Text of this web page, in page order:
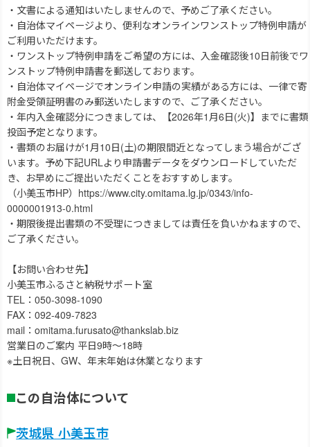
・文書による通知はいたしませんので、予めご了承ください。
・自治体マイページより、便利なオンラインワンストップ特例申請が
ご利用いただけます。
・ワンストップ特例申請をご希望の方には、入金確認後10日前後でワ
ンストップ特例申請書を郵送しております。
・自治体マイページでオンライン申請の実績がある方には、一律で寄
附金受領証明書のみ郵送いたしますので、ご了承ください。
・年内入金確認分につきましては、【2026年1月6日(火)】までに書類
投函予定となります。
・書類のお届けが1月10日(土)の期限間近となってしまう場合がござ
います。予め下記URLより申請書データをダウンロードしていただ
き、お早めにご提出いただくことをおすすめします。
（小美玉市HP）https://www.city.omitama.lg.jp/0343/info-
0000001913-0.html
・期限後提出書類の不受理につきましては責任を負いかねますので、
ご了承ください。
【お問い合わせ先】
小美玉市ふるさと納税サポート室
TEL：050-3098-1090
FAX：092-409-7823
mail：omitama.furusato@thankslab.biz
営業日のご案内 平日9時～18時
※土日祝日、GW、年末年始は休業となります
この自治体について
茨城県 小美玉市